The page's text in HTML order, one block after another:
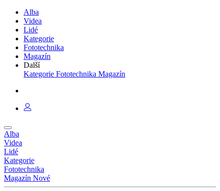
Alba
Videa
Lidé
Kategorie
Fototechnika
Magazín
Další
Kategorie Fototechnika Magazín
Alba
Videa
Lidé
Kategorie
Fototechnika
Magazín Nové